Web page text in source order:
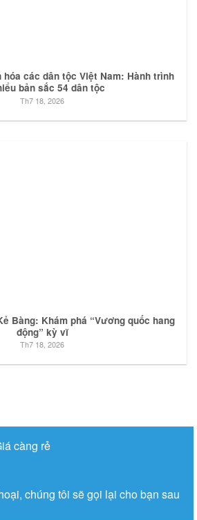
hóa các dân tộc Việt Nam: Hành trình
bản sắc 54 dân tộc
Th7 18, 2026
Bàng: Khám phá “Vương quốc hang
động” kỳ vĩ
Th7 18, 2026
càng rẻ
chúng tôi sẽ gọi lại cho bạn sau